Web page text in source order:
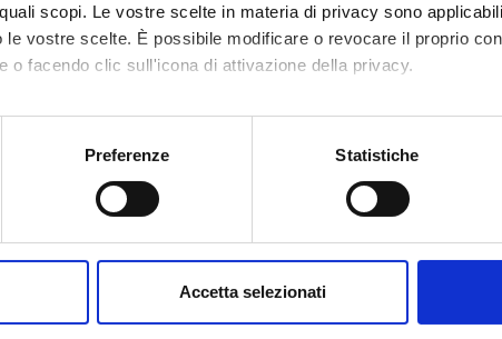
scopi. Le vostre scelte in materia di privacy sono
le vostre scelte. È possibile modificare o revocare il proprio
o facendo clic sull'icona di attivazione della privacy.
anche:
sulla tua posizione geografica, con un'approssimazione di
in qualsiasi momento dalla Dichiarazione sui cookie.
Preferenze Statistiche
Accetta selezionati
di laurea magistrale
di laurea magistrale a ciclo unico